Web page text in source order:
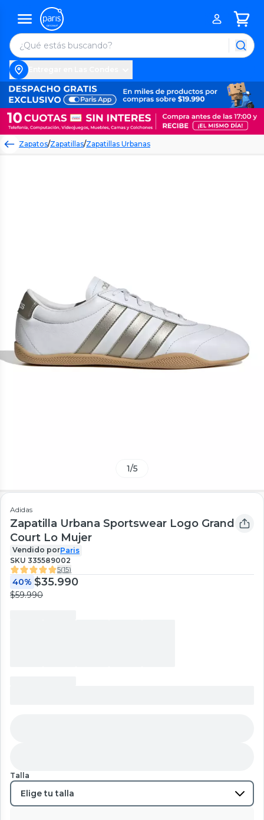
Zapatos/Zapatillas/Zapatillas Urbanas
1/5
Adidas
Zapatilla Urbana Sportswear Logo Grand
Court Lo Mujer
Vendido porParis
SKU 335589002
5(15)
40% $35.990
$59.990
Talla